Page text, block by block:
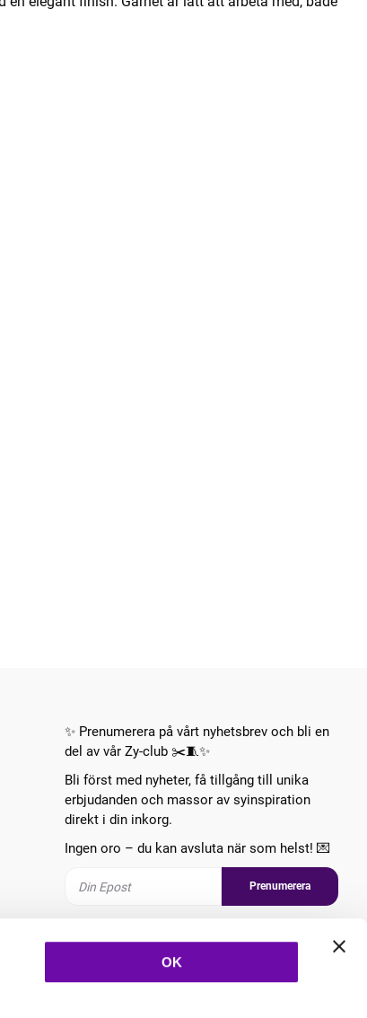
OK
✨ Prenumerera på vårt nyhetsbrev och bli en
del av vår Zy-club ✂️🧵✨
Bli först med nyheter, få tillgång till unika
erbjudanden och massor av syinspiration
direkt i din inkorg.
Ingen oro – du kan avsluta när som helst! 💌
Prenumerera